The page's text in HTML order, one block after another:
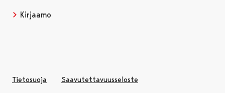
Kirjaamo
Tietosuoja Saavutettavuusseloste